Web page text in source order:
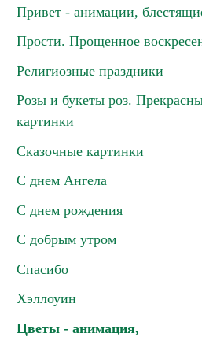
Привет - анимации,
Прости. Прощенное
Религиозные праздники
Розы и букеты роз.
картинки
Сказочные картинки
С днем Ангела
С днем рождения
С добрым утром
Спасибо
Хэллоуин
Цветы - анимация,